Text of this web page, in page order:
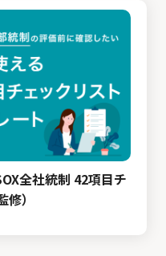
全社統制 42項目チ
）